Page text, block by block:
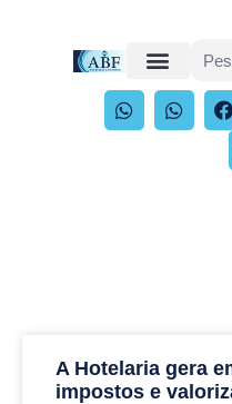
A Hotelaria gera
impostos e